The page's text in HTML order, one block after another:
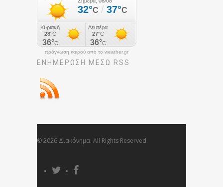
πρόγνωση καιρού από το weather.gr
ΕΝΗΜΈΡΩΣΉ ΜΕΣΩ RSS
© 2026 Διακόνημα. All Rights Reserved.